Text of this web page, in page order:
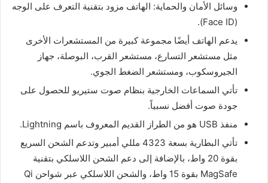
وسائل الأمان والحماية: الهاتف مزود بتقنية التعرف على الوجه
(Face ID).
يدعم الهاتف أيضًا مجموعة كبيرة من المستشعرات الأخرى
مثل مستشعر التسارع، مستشعر القرب، البوصلة، جهاز
الجيروسكوب، ومستشعر الضغط الجوي.
تأتي السماعات الخارجية بنظام صوت ستيريو للحصول على
جودة صوت أفضل نسبياً.
منفذ USB هو من الطراز القديم المعروف باسم Lightning.
تأتي البطارية بسعة 4323 مللي أمبير وتدعم الشحن السريع
بقوة 20 واط، بالإضافة إلى دعم الشحن اللاسلكي بتقنية
MagSafe بقوة 15 واط، والشحن اللاسلكي عبر شواحن Qi